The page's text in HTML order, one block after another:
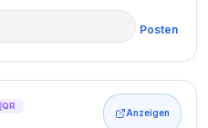
Posten
QR
Anzeigen